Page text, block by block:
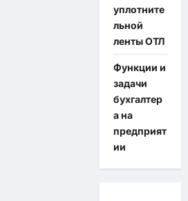
уплотните
льной
ленты ОТЛ
Функции и
задачи
бухгалтер
а на
предприят
ии